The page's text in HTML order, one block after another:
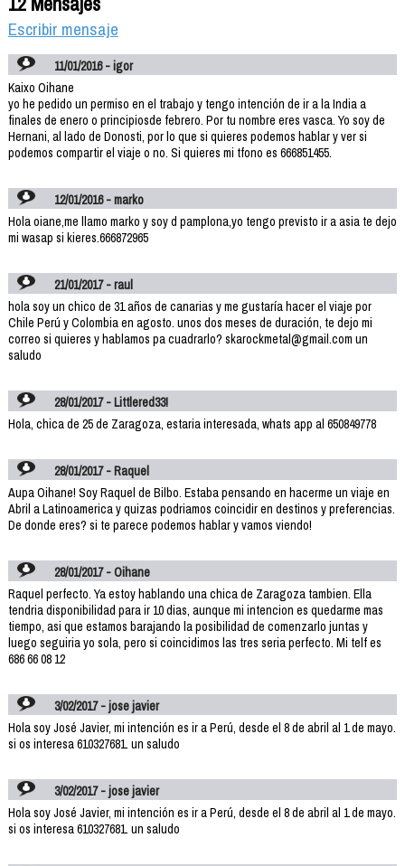
Escribir mensaje
11/01/2016 - igor
Kaixo Oihane
yo he pedido un permiso en el trabajo y tengo intención de ir a la India a
finales de enero o principiosde febrero. Por tu nombre eres vasca. Yo soy de
Hernani, al lado de Donosti, por lo que si quieres podemos hablar y ver si
podemos compartir el viaje o no. Si quieres mi tfono es 666851455.
12/01/2016 - marko
Hola oiane,me llamo marko y soy d pamplona,yo tengo previsto ir a asia te dejo
mi wasap si kieres.666872965
21/01/2017 - raul
hola soy un chico de 31 años de canarias y me gustaría hacer el viaje por
Chile Perú y Colombia en agosto. unos dos meses de duración, te dejo mi
correo si quieres y hablamos pa cuadrarlo? skarockmetal@gmail.com un
saludo
28/01/2017 - Littlered33!
Hola, chica de 25 de Zaragoza, estaria interesada, whats app al 650849778
28/01/2017 - Raquel
Aupa Oihane! Soy Raquel de Bilbo. Estaba pensando en hacerme un viaje en
Abril a Latinoamerica y quizas podriamos coincidir en destinos y preferencias.
De donde eres? si te parece podemos hablar y vamos viendo!
28/01/2017 - Oihane
Raquel perfecto. Ya estoy hablando una chica de Zaragoza tambien. Ella
tendria disponibilidad para ir 10 dias, aunque mi intencion es quedarme mas
tiempo, asi que estamos barajando la posibilidad de comenzarlo juntas y
luego seguiria yo sola, pero si coincidimos las tres seria perfecto. Mi telf es
686 66 08 12
3/02/2017 - jose javier
Hola soy José Javier, mi intención es ir a Perú, desde el 8 de abril al 1 de mayo.
si os interesa 610327681. un saludo
3/02/2017 - jose javier
Hola soy José Javier, mi intención es ir a Perú, desde el 8 de abril al 1 de mayo.
si os interesa 610327681. un saludo